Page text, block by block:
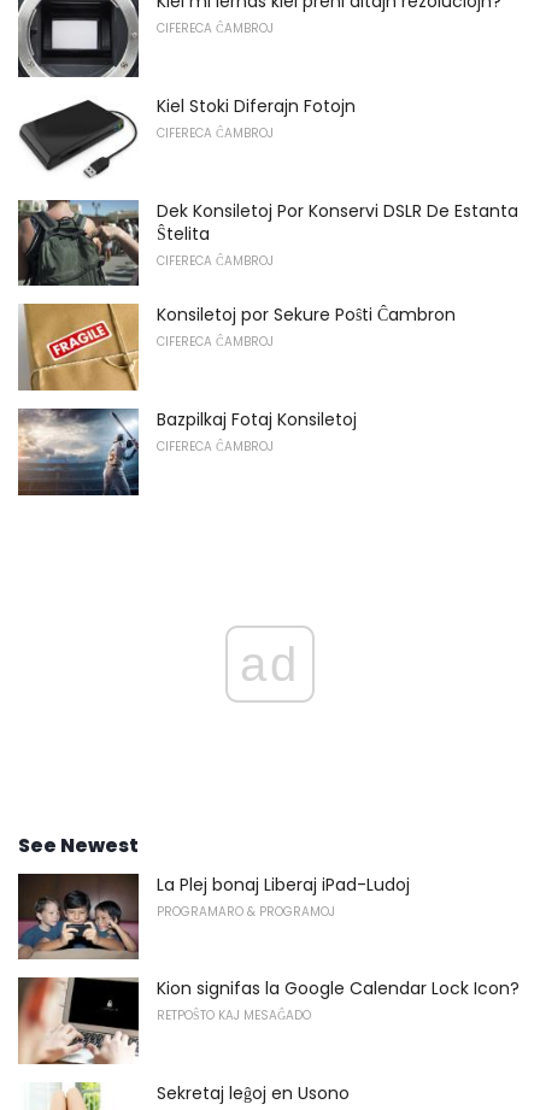
CIFERECA ĈAMBROJ
Kiel Stoki Diferajn Fotojn
CIFERECA ĈAMBROJ
Dek Konsiletoj Por Konservi DSLR De Estanta
Ŝtelita
CIFERECA ĈAMBROJ
Konsiletoj por Sekure Poŝti Ĉambron
CIFERECA ĈAMBROJ
Bazpilkaj Fotaj Konsiletoj
CIFERECA ĈAMBROJ
ad
See Newest
La Plej bonaj Liberaj iPad-Ludoj
PROGRAMARO & PROGRAMOJ
Kion signifas la Google Calendar Lock Icon?
RETPOŜTO KAJ MESAĜADO
Sekretaj leĝoj en Usono